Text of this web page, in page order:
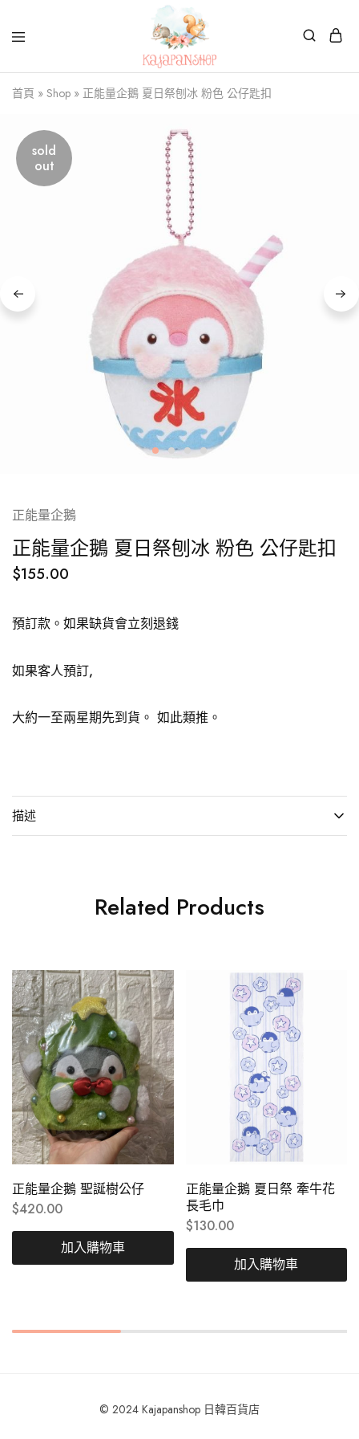
Kajapanshop
日
韓
首頁 » Shop » 正能量企鵝 夏日祭刨冰 粉色 公仔匙扣
sold
out
正能量企鵝
正能量企鵝 夏日祭刨冰 粉色 公仔匙扣
$155.00
預訂款。如果缺貨會立刻退錢
如果客人預訂,
大約一至兩星期先到貨。 如此類推。
描述
Related Products
正能量企鵝 聖誕樹公仔
$420.00
加入購物車
正能量企鵝 夏日祭 牽牛花
長毛巾
$130.00
加入購物車
© 2024 Kajapanshop 日韓百貨店